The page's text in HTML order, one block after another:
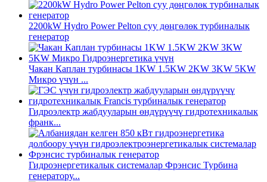
2200kW Hydro Power Pelton суу дөңгөлөк турбиналык
генератор
Чакан Каплан турбинасы 1KW 1.5KW 2KW 3KW 5KW
Микро үчүн ...
Гидроэлектр жабдууларын өндүрүүчү гидротехникалык
франк...
Гидроэнергетикалык системалар Фрэнсис Турбина
генератору...